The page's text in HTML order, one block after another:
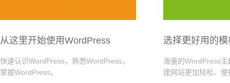
从这里开始使用WordPress
快速认识WordPress，熟悉WordPress，
掌握WordPress。
选择更好用的
海量的WordPress
建网站更加轻松、便